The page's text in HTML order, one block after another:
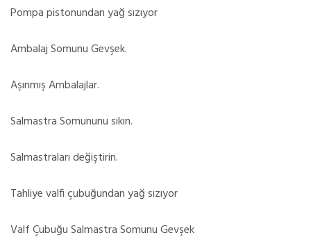
Pompa pistonundan yağ sızıyor
Ambalaj Somunu Gevşek.
Aşınmış Ambalajlar.
Salmastra Somununu sıkın.
Salmastraları değiştirin.
Tahliye valfi çubuğundan yağ sızıyor
Valf Çubuğu Salmastra Somunu Gevşek